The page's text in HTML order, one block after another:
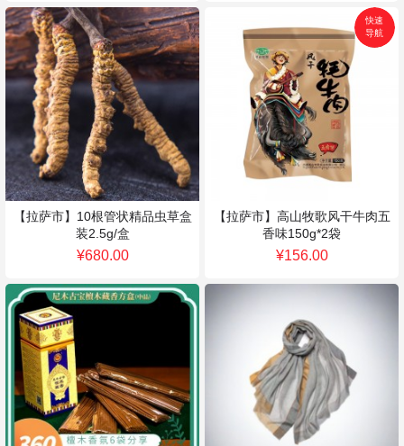
【拉萨市】10根管状精品虫草盒
装2.5g/盒
¥680.00
【拉萨市】高山牧歌风干牛肉五
香味150g*2袋
¥156.00
首页
快速
导航